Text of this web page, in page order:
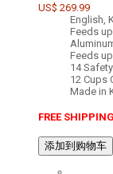
US$ 269.99
English,
Feeds
Feeds
14
12 Cups
Made in
FREE SHIPPING
添加到购物车